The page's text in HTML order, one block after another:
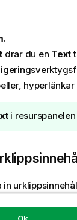
.
drar du en Text
i